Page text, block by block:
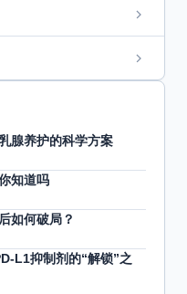
腺养护的科学方案
知道吗
如何破局？
L1抑制剂的“解锁”之